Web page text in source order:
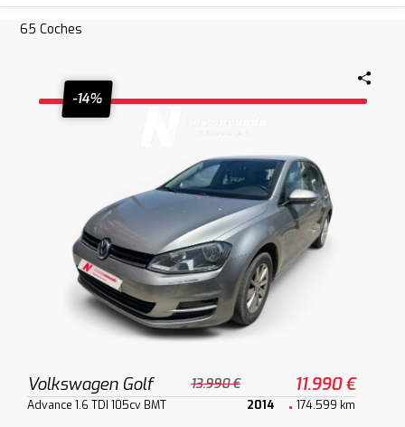
65 Coches
-14%
Volkswagen Golf 13.990 € 11.990 €
Advance 1.6 TDI 105cv BMT 2014 174.599 km